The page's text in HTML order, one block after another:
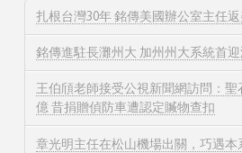
扎根台灣30年 銘傳美國辦公室主任
銘傳進駐長灘州大 加州州大系統首
王伯頎老師接受公視新聞網訪問：聖
億 昔捐贈偵防車遭認定贓物查扣
章光明主任在松山機場出關，巧遇本